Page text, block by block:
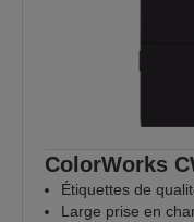
ColorWorks
Étiquettes de
Large prise en